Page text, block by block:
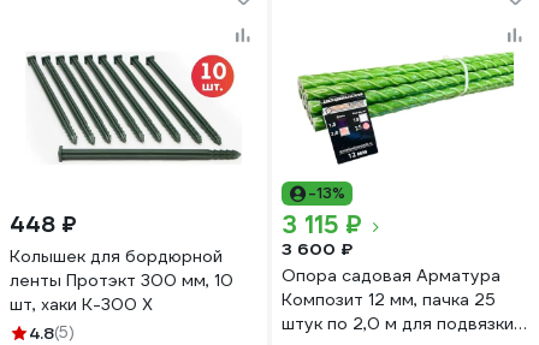
448 ₽
Колышек для бордюрной
ленты Протэкт 300 мм, 10
шт, хаки К-300 Х
4.8(5)
-13%
3 115 ₽
3 600 ₽
Опора садовая Арматура
Композит 12 мм, пачка 25
штук по 2,0 м для подвязки